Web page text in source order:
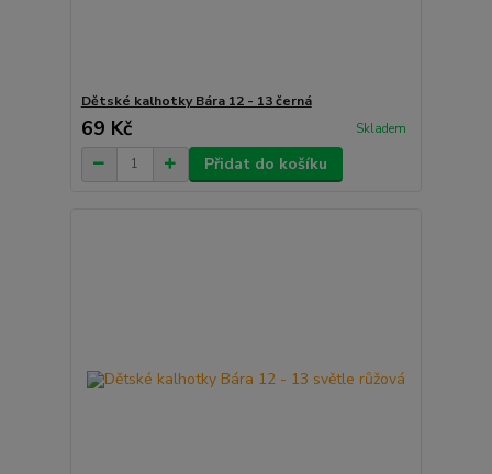
Dětské kalhotky Bára 12 - 13 černá
69 Kč Skladem
Přidat do košíku